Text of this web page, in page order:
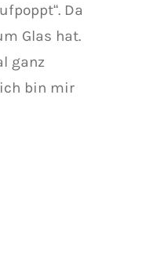
Da
Glas hat.
ganz
bin mir